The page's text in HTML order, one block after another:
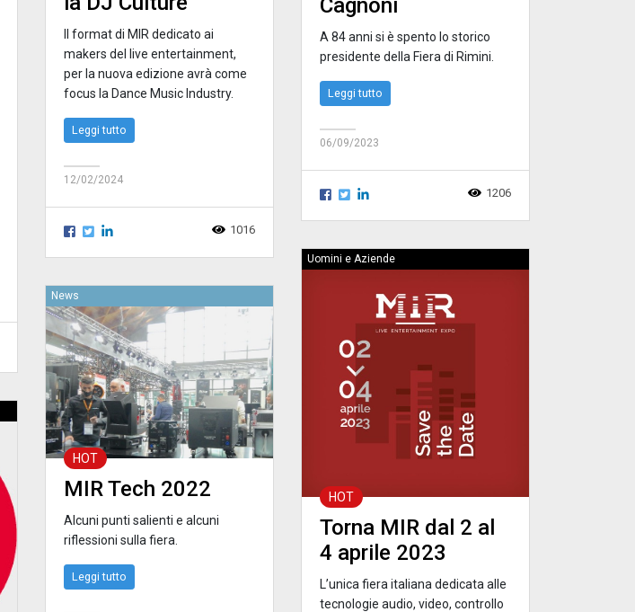
Il format di MIR dedicato ai
makers del live entertainment,
per la nuova edizione avrà come
focus la Dance Music Industry.
Leggi tutto
12/02/2024
1016
Cagnoni
A 84 anni si è spento lo storico
presidente della Fiera di Rimini.
Leggi tutto
06/09/2023
1206
Uomini e Aziende
HOT
Torna MIR dal 2 al
4 aprile 2023
L’unica fiera italiana dedicata alle
tecnologie audio, video, controllo
News
HOT
MIR Tech 2022
Alcuni punti salienti e alcuni
riflessioni sulla fiera.
Leggi tutto